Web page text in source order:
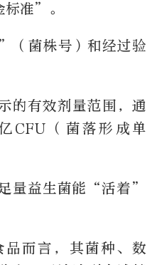
准”。
菌株号）和经过验
的有效剂量范围，通
CFU（菌落形成单
量益生菌能“活着”
而言，其菌种、数